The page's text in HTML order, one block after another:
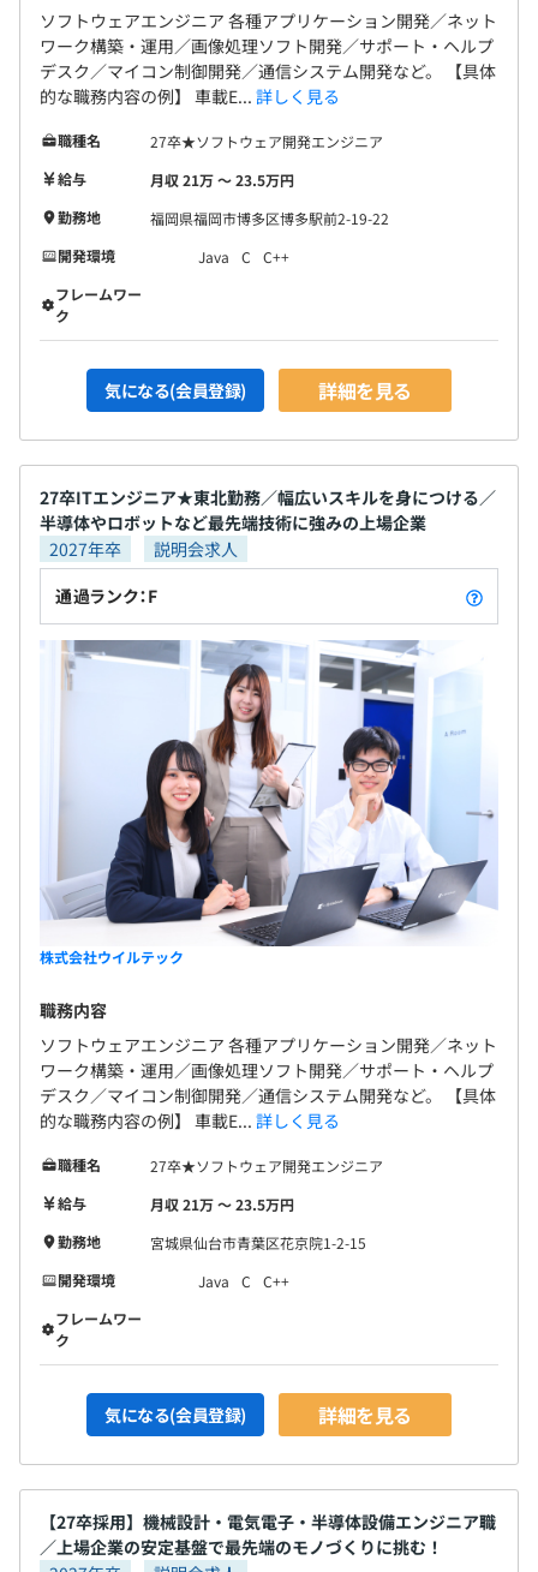
ソフトウェアエンジニア 各種アプリケーション開発／ネット
ワーク構築・運用／画像処理ソフト開発／サポート・ヘルプ
デスク／マイコン制御開発／通信システム開発など。 【具体
的な職務内容の例】 車載E... 詳しく見る
職種名
27卒★ソフトウェア開発エンジニア
給与
月収 21万 〜 23.5万円
勤務地
福岡県福岡市博多区博多駅前2-19-22
開発環境
Java C
C++
フレームワー
ク
気になる(会員登録) 詳細を見る
27卒ITエンジニア★東北勤務／幅広いスキルを身につける／
半導体やロボットなど最先端技術に強みの上場企業
2027年卒
説明会求人
通過ランク：F
株式会社ウイルテック
職務内容
ソフトウェアエンジニア 各種アプリケーション開発／ネット
ワーク構築・運用／画像処理ソフト開発／サポート・ヘルプ
デスク／マイコン制御開発／通信システム開発など。 【具体
的な職務内容の例】 車載E... 詳しく見る
職種名
27卒★ソフトウェア開発エンジニア
給与
月収 21万 〜 23.5万円
勤務地
宮城県仙台市青葉区花京院1-2-15
開発環境
Java C
C++
フレームワー
ク
気になる(会員登録) 詳細を見る
【27卒採用】機械設計・電気電子・半導体設備エンジニア職
／上場企業の安定基盤で最先端のモノづくりに挑む！